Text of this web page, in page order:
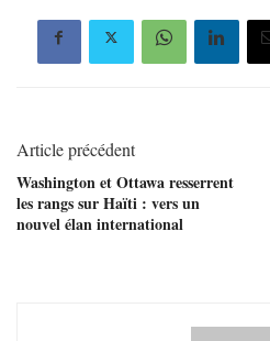
Article précédent
Washington et Ottawa resserrent
les rangs sur Haïti : vers un
nouvel élan international